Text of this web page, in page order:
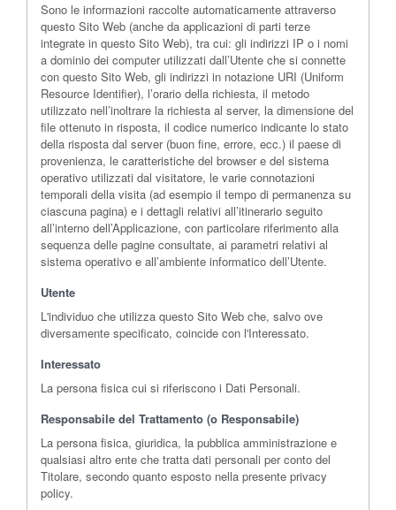
Sono le informazioni raccolte automaticamente attraverso
questo Sito Web (anche da applicazioni di parti terze
integrate in questo Sito Web), tra cui: gli indirizzi IP o i nomi
a dominio dei computer utilizzati dall’Utente che si connette
con questo Sito Web, gli indirizzi in notazione URI (Uniform
Resource Identifier), l’orario della richiesta, il metodo
utilizzato nell’inoltrare la richiesta al server, la dimensione del
file ottenuto in risposta, il codice numerico indicante lo stato
della risposta dal server (buon fine, errore, ecc.) il paese di
provenienza, le caratteristiche del browser e del sistema
operativo utilizzati dal visitatore, le varie connotazioni
temporali della visita (ad esempio il tempo di permanenza su
ciascuna pagina) e i dettagli relativi all’itinerario seguito
all’interno dell’Applicazione, con particolare riferimento alla
sequenza delle pagine consultate, ai parametri relativi al
sistema operativo e all’ambiente informatico dell’Utente.
Utente
L'individuo che utilizza questo Sito Web che, salvo ove
diversamente specificato, coincide con l'Interessato.
Interessato
La persona fisica cui si riferiscono i Dati Personali.
Responsabile del Trattamento (o Responsabile)
La persona fisica, giuridica, la pubblica amministrazione e
qualsiasi altro ente che tratta dati personali per conto del
Titolare, secondo quanto esposto nella presente privacy
policy.